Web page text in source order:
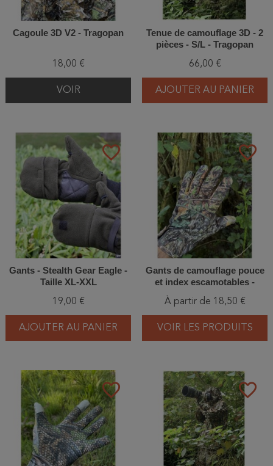
Cagoule 3D V2 - Tragopan
18,00 €
VOIR
Tenue de camouflage 3D - 2
pièces - S/L - Tragopan
66,00 €
AJOUTER AU PANIER
favorite_border
Gants - Stealth Gear Eagle -
Taille XL-XXL
19,00 €
AJOUTER AU PANIER
favorite_border
Gants de camouflage pouce
et index escamotables -
Tragopan - S - M - L - XL/XXL
À partir de 18,50 €
VOIR LES PRODUITS
favorite_border favorite_border